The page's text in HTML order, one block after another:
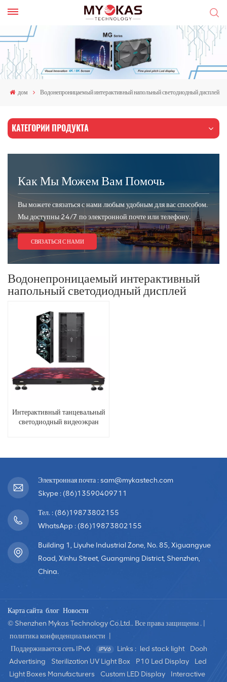
дом Водонепроницаемый интерактивный напольный светодиодный дисплей
КАТЕГОРИИ ПРОДУКТА
Как Мы Можем Вам Помочь
Вы можете связаться с нами любым удобным для вас способом.
Мы доступны 24/7 по электронной почте или телефону.
СВЯЗАТЬСЯ С НАМИ
Водонепроницаемый интерактивный
напольный светодиодный дисплей
Интерактивный танцевальный
светодиодный видеоэкран
Электронная почта : sam@mykastech.com
Skype : (86)13590409711
Тел. : (86)19873802155
WhatsApp : (86)19873802155
Building 1, Liyuhe Industrial Zone, No. 85, Xiguangyue
Road, Xinhu Street, Guangming District, Shenzhen,
China.
Карта сайта блог Новости
© Shenzhen Mykas Technology Co.Ltd.. Все права защищены . |
политика конфиденциальности
Поддерживается сеть IPv6
Links : led stack light
Dooh
Advertising
Sterilization UV Light Box P10 Led Display
Led
Light Boxes Manufacturers
Custom LED Display Interactive